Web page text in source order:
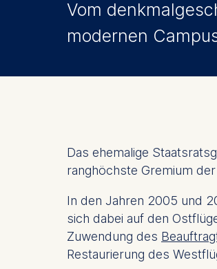
Vom
modernen
Das ehemalige
ranghöchste Gremium
In den Jahren 2005 und
sich dabei auf den
Zuwendung des
Restaurierung des